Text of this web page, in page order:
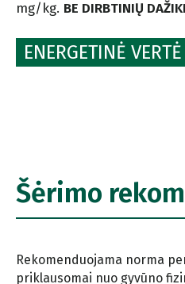
mg/kg. BE DIRBTINIŲ
ENERGETINĖ
Šėrimo
Rekomenduojama norma
priklausomai nuo gyvūno